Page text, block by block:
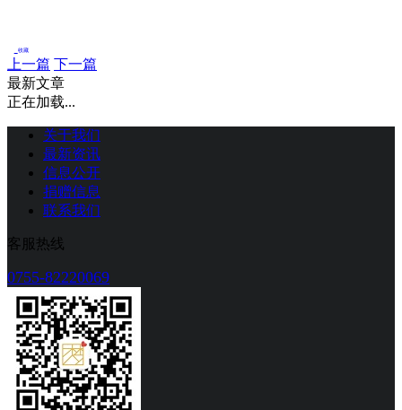
收藏
上一篇 下一篇
最新文章
正在加载...
关于我们
最新资讯
信息公开
捐赠信息
联系我们
客服热线
0755-82220069